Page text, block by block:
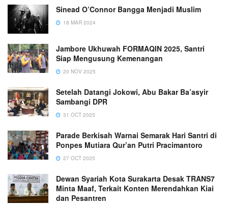
Sinead O’Connor Bangga Menjadi Muslim
18 MAR 2024
Jambore Ukhuwah FORMAQIN 2025, Santri
Siap Mengusung Kemenangan
20 NOV 2025
Setelah Datangi Jokowi, Abu Bakar Ba’asyir
Sambangi DPR
31 OCT 2025
Parade Berkisah Warnai Semarak Hari Santri di
Ponpes Mutiara Qur’an Putri Pracimantoro
27 OCT 2025
Dewan Syariah Kota Surakarta Desak TRANS7
Minta Maaf, Terkait Konten Merendahkan Kiai
dan Pesantren